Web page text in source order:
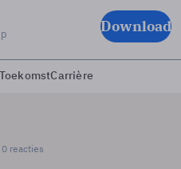
Download
Carrière
0 reacties